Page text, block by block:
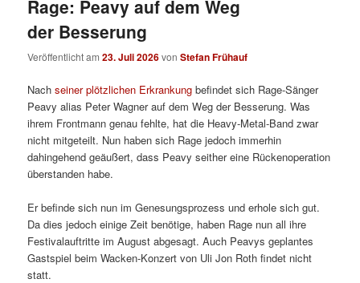
Rage: Peavy auf dem Weg
der Besserung
Veröffentlicht am23. Juli 2026vonStefan Frühauf
Nachseiner plötzlichen Erkrankung befindet sich Rage-Sänger
Peavy alias Peter Wagner auf dem Weg der Besserung. Was
ihrem Frontmann genau fehlte, hat die Heavy-Metal-Band zwar
nicht mitgeteilt. Nun haben sich Rage jedoch immerhin
dahingehend geäußert, dass Peavy seither eine Rückenoperation
überstanden habe.
Er befinde sich nun im Genesungsprozess und erhole sich gut.
Da dies jedoch einige Zeit benötige, haben Rage nun all ihre
Festivalauftritte im August abgesagt. Auch Peavys geplantes
Gastspiel beim Wacken-Konzert von Uli Jon Roth findet nicht
statt.